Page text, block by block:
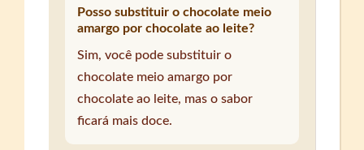
Posso substituir o chocolate meio
amargo por chocolate ao leite?
Sim, você pode substituir o
chocolate meio amargo por
chocolate ao leite, mas o sabor
ficará mais doce.